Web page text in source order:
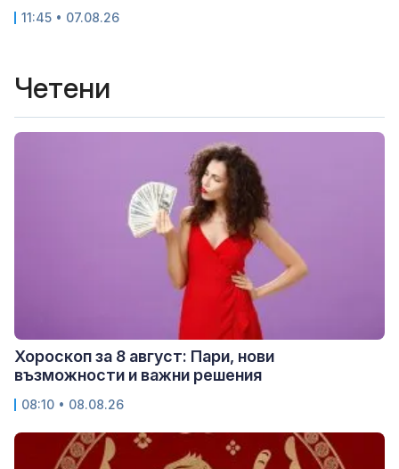
11:45 • 07.08.26
Четени
Хороскоп за 8 август: Пари, нови
възможности и важни решения
08:10 • 08.08.26